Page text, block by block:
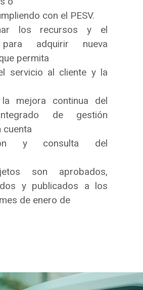
con el PESV.
los recursos y el
adquirir nueva
permita
servicio al cliente y la
mejora continua del
de gestión
cuenta
y consulta del
son aprobados,
y publicados a los
de enero de